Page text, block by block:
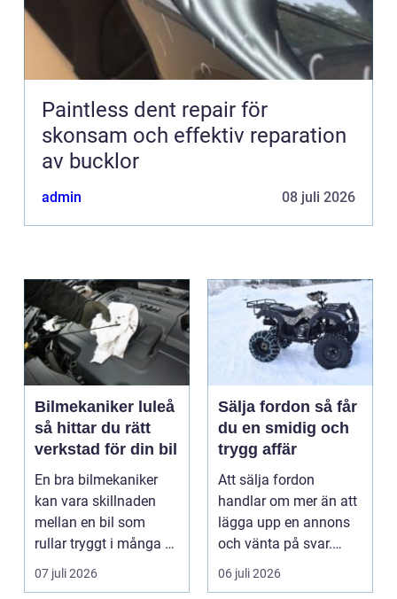
Paintless dent repair för
skonsam och effektiv reparation
av bucklor
admin 08 juli 2026
Bilmekaniker luleå
så hittar du rätt
verkstad för din bil
En bra bilmekaniker
kan vara skillnaden
mellan en bil som
rullar tryggt i många år
och återkommande ...
07 juli 2026
Sälja fordon så får
du en smidig och
trygg affär
Att sälja fordon
handlar om mer än att
lägga upp en annons
och vänta på svar.
Många vill få en bra
p...
06 juli 2026